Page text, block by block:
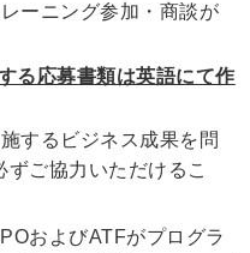
ーニング参加・商談が
る応募書類は英語にて作
するビジネス成果を問
ずご協力いただけるこ
およびATFがプログラ